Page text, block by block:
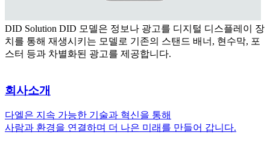
DID Solution DID 모델은 정보나 광고를 디지털 디스플레이 장
치를 통해 재생시키는 모델로 기존의 스탠드 배너, 현수막, 포
스터 등과 차별화된 광고를 제공합니다.
회사소개
다엘은 지속 가능한 기술과 혁신을 통해
사람과 환경을 연결하며 더 나은 미래를 만들어 갑니다.